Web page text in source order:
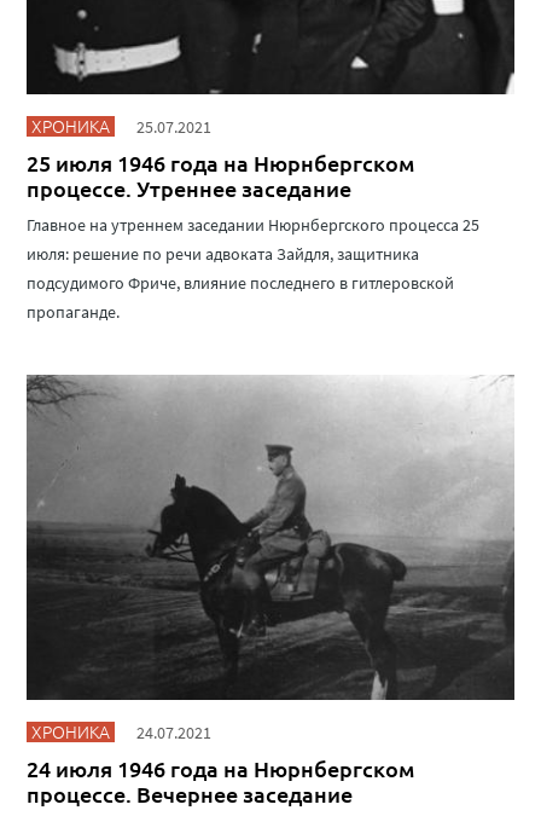
ХРОНИКА 25.07.2021
25 июля 1946 года на Нюрнбергском
процессе. Утреннее заседание
Главное на утреннем заседании Нюрнбергского процесса 25
июля: решение по речи адвоката Зайдля, защитника
подсудимого Фриче, влияние последнего в гитлеровской
пропаганде.
ХРОНИКА 24.07.2021
24 июля 1946 года на Нюрнбергском
процессе. Вечернее заседание